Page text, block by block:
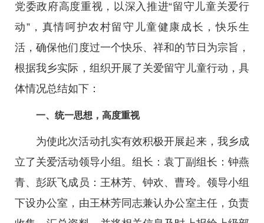
党委政府高度重视，以深入推进“留守儿童关爱行
动”，真情呵护农村留守儿童健康成长，快乐生
活，确保他们度过一个快乐、祥和的节日为宗旨，
根据我乡实际，组织开展了关爱留守儿童行动，具
体情况总结如下：
一、统一思想，高度重视
为使此次活动扎实有效积极开展起来，我乡成
立了关爱活动领导小组。组长：袁丁副组长：钟燕
青、彭跃飞成员：王林芳、钟欢、曹玲。领导小组
下设办公室，由王林芳同志兼认办公室主任，负责